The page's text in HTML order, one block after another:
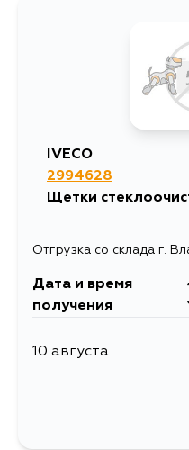
IVECO
2994628
Щетки
Отгрузка со склада г.
Дата и время
получения
10 августа